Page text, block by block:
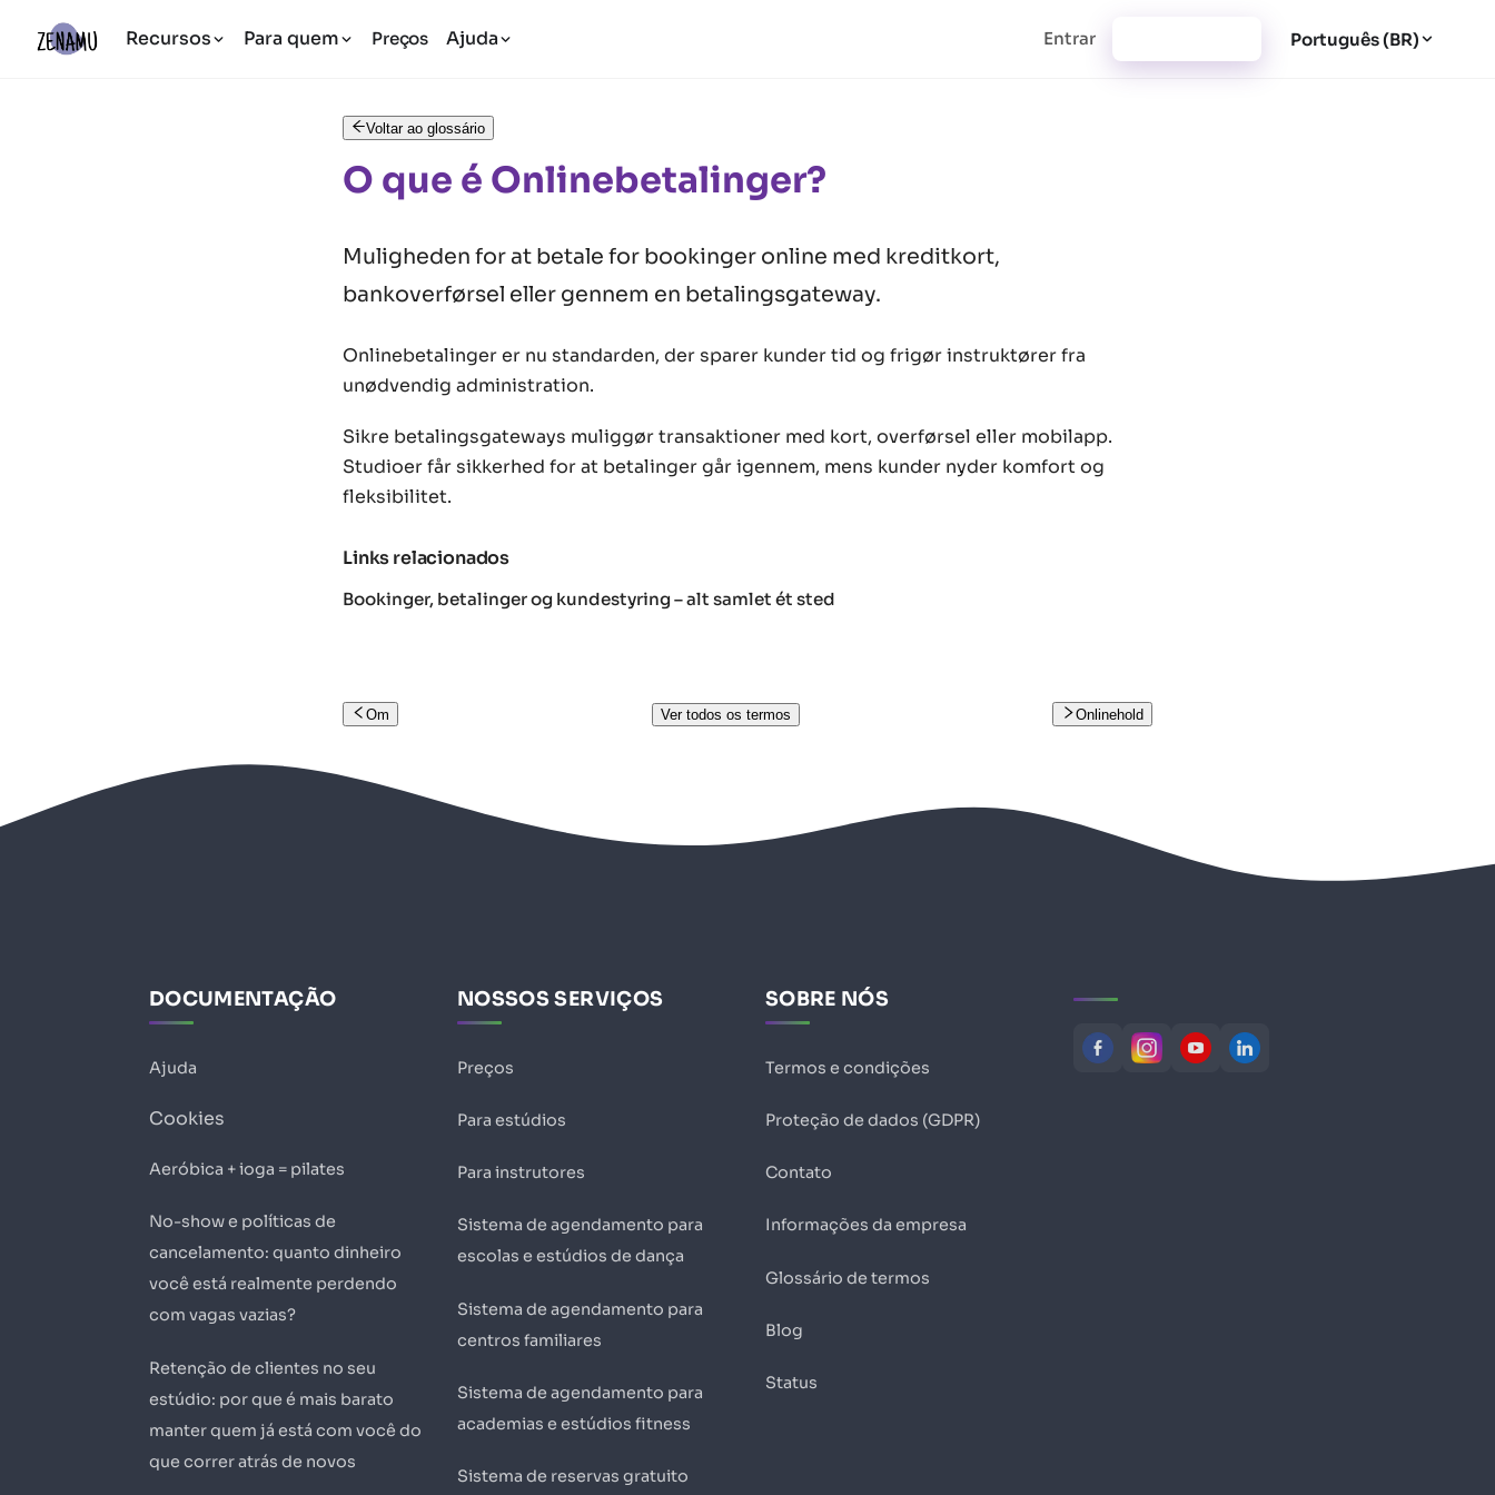
Recursos Para quem Preços Ajuda Entrar Português (BR)
Voltar ao glossário
O que é Onlinebetalinger?
Muligheden for at betale for bookinger online med kreditkort,
bankoverførsel eller gennem en betalingsgateway.
Onlinebetalinger er nu standarden, der sparer kunder tid og frigør instruktører fra
unødvendig administration.
Sikre betalingsgateways muliggør transaktioner med kort, overførsel eller mobilapp.
Studioer får sikkerhed for at betalinger går igennem, mens kunder nyder komfort og
fleksibilitet.
Links relacionados
Bookinger, betalinger og kundestyring – alt samlet ét sted
Om Ver todos os termos Onlinehold
DOCUMENTAÇÃO
Ajuda
Cookies
Aeróbica + ioga = pilates
No-show e políticas de
cancelamento: quanto dinheiro
você está realmente perdendo
com vagas vazias?
Retenção de clientes no seu
estúdio: por que é mais barato
manter quem já está com você do
que correr atrás de novos
NOSSOS SERVIÇOS
Preços
Para estúdios
Para instrutores
Sistema de agendamento para
escolas e estúdios de dança
Sistema de agendamento para
centros familiares
Sistema de agendamento para
academias e estúdios fitness
Sistema de reservas gratuito
SOBRE NÓS
Termos e condições
Proteção de dados (GDPR)
Contato
Informações da empresa
Glossário de termos
Blog
Status